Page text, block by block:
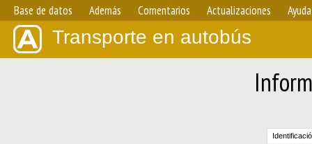
Base de datos Además Comentarios Actualizaciones Ayuda
Transporte en autobús